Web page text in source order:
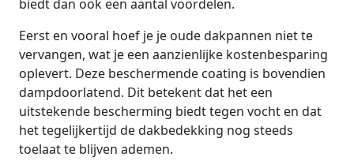
biedt dan ook een aantal voordelen.
Eerst en vooral hoef je je oude dakpannen niet te
vervangen, wat je een aanzienlijke kostenbesparing
oplevert. Deze beschermende coating is bovendien
dampdoorlatend. Dit betekent dat het een
uitstekende bescherming biedt tegen vocht en dat
het tegelijkertijd de dakbedekking nog steeds
toelaat te blijven ademen.